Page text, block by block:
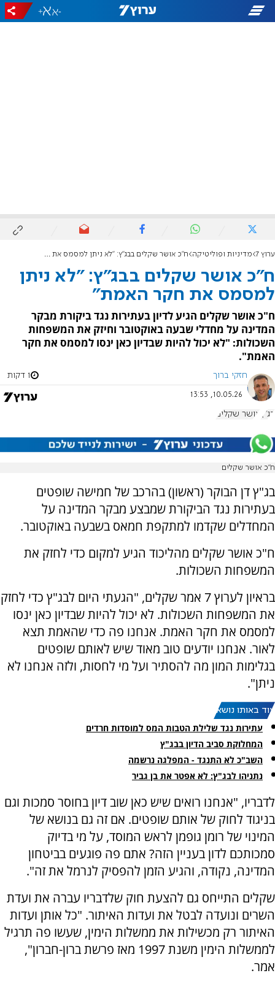
-
+
ערוץ 7 מדיניות ופוליטיקה ח"כ אושר שקלים בבג"ץ: "לא ניתן למסמס את חקר האמת"
ח"כ אושר שקלים בבג"ץ: "לא ניתן
למסמס את חקר האמת"
ח"כ אושר שקלים הגיע לדיון בעתירות נגד ביקורת מבקר
המדינה על מחדלי שבעה באוקטובר וחיזק את המשפחות
השכולות: "לא יכול להיות שבדיון כאן ינסו למסמס את חקר
האמת".
חזקי ברוך 1 דקות
10.05.26, 13:53
בג"ץ אושר שקלים
ח"כ אושר שקלים
בג"ץ דן הבוקר (ראשון) בהרכב של חמישה שופטים
בעתירות נגד הביקורת שמבצע מבקר המדינה על
המחדלים שקדמו למתקפת חמאס בשבעה באוקטובר.
ח"כ אושר שקלים מהליכוד הגיע למקום כדי לחזק את
המשפחות השכולות.
בראיון לערוץ 7 אמר שקלים, "הגעתי היום לבג"ץ כדי לחזק
את המשפחות השכולות. לא יכול להיות שבדיון כאן ינסו
למסמס את חקר האמת. אנחנו פה כדי שהאמת תצא
לאור. אנחנו יודעים טוב מאוד שיש לאותם שופטים
בגלימות המון מה להסתיר ועל מי לחסות, ולזה אנחנו לא
ניתן".
עוד באותו נושא:
עתירות נגד שלילת הטבות המס למוסדות חרדים
המחלוקת סביב הדיון בבג"ץ
השב"כ לא התנגד - המפלגה נרשמה
נתניהו לבג"ץ: לא אפטר את בן גביר
לדבריו, "אנחנו רואים שיש כאן שוב דיון בחוסר סמכות וגם
בניגוד לחוק של אותם שופטים. אם זה גם בנושא של
המינוי של רומן גופמן לראש המוסד, על מי בדיוק
סמכותכם לדון בעניין הזה? אתם פה פוגעים בביטחון
המדינה, נקודה, והגיע הזמן להפסיק לנרמל את זה".
שקלים התייחס גם להצעת חוק שלדבריו עברה את ועדת
השרים ונועדה לבטל את ועדות האיתור. "כל אותן ועדות
האיתור רק מכשילות את ממשלות הימין, שעשו פה תרגיל
לממשלות הימין משנת 1997 מאז פרשת ברון-חברון",
אמר.